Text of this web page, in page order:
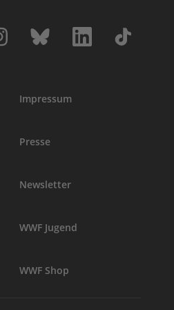
Impressum
Presse
Newsletter
WWF Jugend
WWF Shop